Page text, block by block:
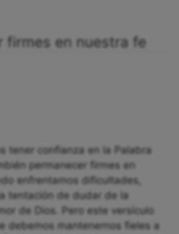
firmes en nuestra fe
tener confianza en la Palabra
permanecer firmes en
enfrentamos dificultades,
tentación de dudar de la
de Dios. Pero este versículo
debemos mantenernos fieles a